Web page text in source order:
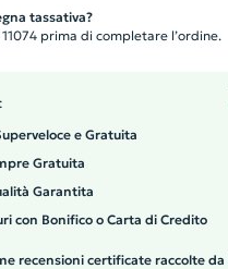
tassativa?
prima di completare l’ordine.
e Gratuita
Gratuita
Garantita
con Bonifico o Carta di Credito
recensioni certificate raccolte da